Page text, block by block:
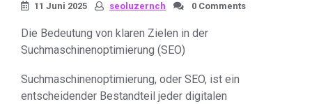
11 Juni 2025 seoluzernch 0 Comments
Die Bedeutung von klaren Zielen in der
Suchmaschinenoptimierung (SEO)
Suchmaschinenoptimierung, oder SEO, ist ein
entscheidender Bestandteil jeder digitalen